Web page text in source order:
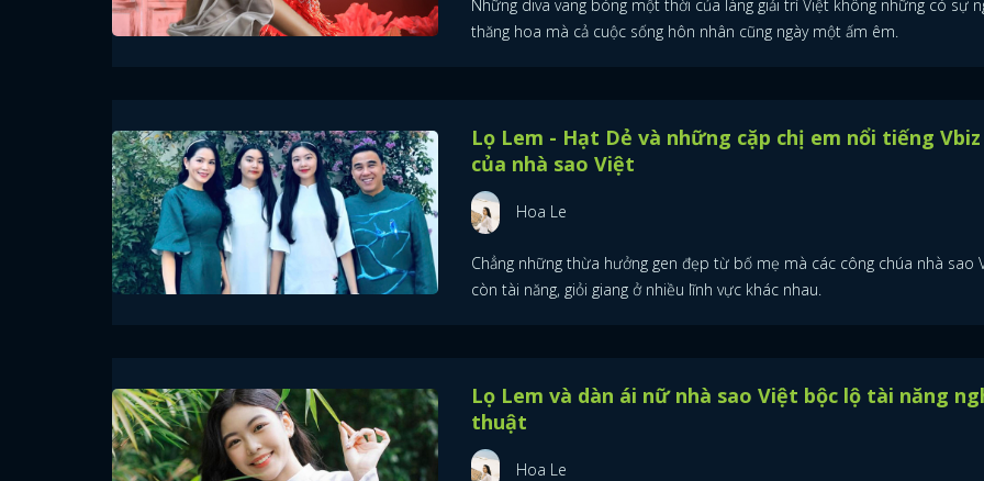
Những diva vang bóng một thời của làng giải trí Việt không những có sự
thăng hoa mà cả cuộc sống hôn nhân cũng ngày một ấm êm.
Lọ Lem - Hạt Dẻ và những cặp chị em nổi tiếng Vbiz
của nhà sao Việt
Hoa Le
Chẳng những thừa hưởng gen đẹp từ bố mẹ mà các công chúa nhà sao
còn tài năng, giỏi giang ở nhiều lĩnh vực khác nhau.
Lọ Lem và dàn ái nữ nhà sao Việt bộc lộ tài năng
thuật
Hoa Le